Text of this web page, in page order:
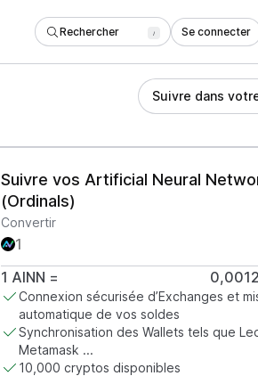
Rechercher / Se connecter
Suivre dans
Suivre vos Artificial Neural
(Ordinals)
Convertir
1 AINN =
Connexion sécurisée d’Exchanges et
automatique de vos soldes
Synchronisation des Wallets tels que
Metamask ...
10,000 cryptos disponibles